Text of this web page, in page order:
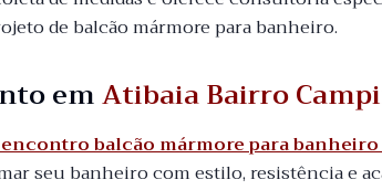
de balcão mármore para banheiro.
emAtibaia Bairro
balcão mármore para
seu banheiro com estilo, resistência e